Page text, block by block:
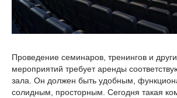
Проведение семинаров, тренингов и
мероприятий требует аренды
зала. Он должен быть удобным,
солидным, просторным. Сегодня такая